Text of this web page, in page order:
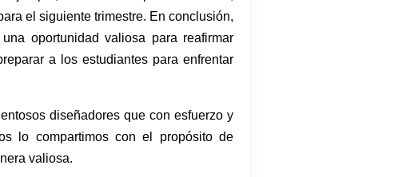
el siguiente trimestre. En conclusión,
oportunidad valiosa para reafirmar
a los estudiantes para enfrentar
diseñadores que con esfuerzo y
lo compartimos con el propósito de
valiosa.